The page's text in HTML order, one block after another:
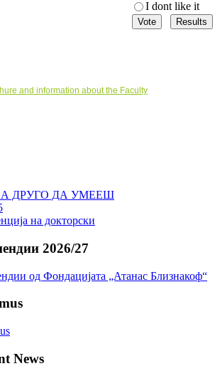
I dont like it
and information about the Faculty
А ДРУГО ДА УМЕЕШ
на докторски
2026/27
од Фондацијата „Атанас Близнакоф“
News